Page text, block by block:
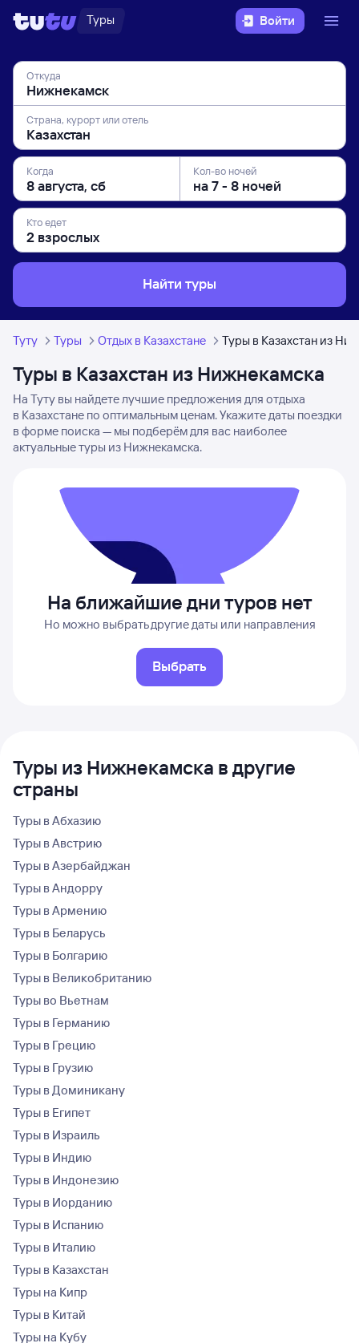
Туры Войти
Откуда
Страна, курорт или отель
Когда Кол-во ночей
Кто едет
Найти туры
Туту Туры Отдых в Казахстане Туры в Казахстан из
Туры в Казахстан из Нижнекамска
На Туту вы найдете лучшие предложения для отдыха
в Казахстане по оптимальным ценам. Укажите даты поездки
в форме поиска — мы подберём для вас наиболее
актуальные туры из Нижнекамска.
На ближайшие дни туров нет
Но можно выбрать другие даты или направления
Выбрать
Туры из Нижнекамска в другие
страны
Туры в Абхазию
Туры в Австрию
Туры в Азербайджан
Туры в Андорру
Туры в Армению
Туры в Беларусь
Туры в Болгарию
Туры в Великобританию
Туры во Вьетнам
Туры в Германию
Туры в Грецию
Туры в Грузию
Туры в Доминикану
Туры в Египет
Туры в Израиль
Туры в Индию
Туры в Индонезию
Туры в Иорданию
Туры в Испанию
Туры в Италию
Туры в Казахстан
Туры на Кипр
Туры в Китай
Туры на Кубу